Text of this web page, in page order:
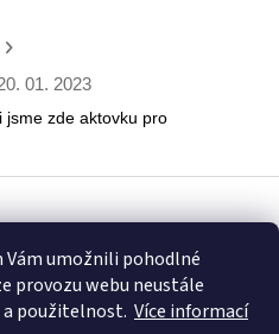
Vám umožnili pohodlné
provozu webu neustále
a použitelnost. Více informací
. Všechna práva vyhrazena.